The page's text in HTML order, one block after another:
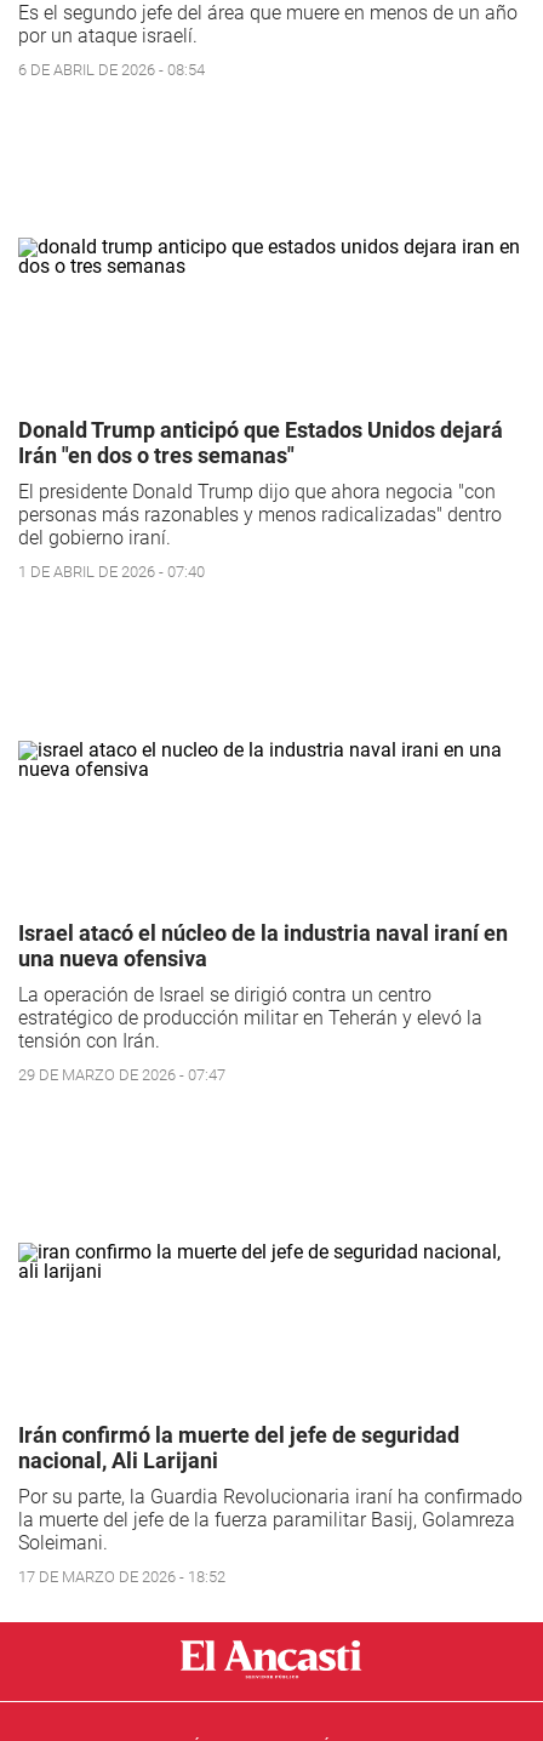
Es el segundo jefe del área que muere en menos de un año
por un ataque israelí.
6 DE ABRIL DE 2026 - 08:54
Donald Trump anticipó que Estados Unidos dejará
Irán "en dos o tres semanas"
El presidente Donald Trump dijo que ahora negocia "con
personas más razonables y menos radicalizadas" dentro
del gobierno iraní.
1 DE ABRIL DE 2026 - 07:40
Israel atacó el núcleo de la industria naval iraní en
una nueva ofensiva
La operación de Israel se dirigió contra un centro
estratégico de producción militar en Teherán y elevó la
tensión con Irán.
29 DE MARZO DE 2026 - 07:47
Irán confirmó la muerte del jefe de seguridad
nacional, Ali Larijani
Por su parte, la Guardia Revolucionaria iraní ha confirmado
la muerte del jefe de la fuerza paramilitar Basij, Golamreza
Soleimani.
17 DE MARZO DE 2026 - 18:52